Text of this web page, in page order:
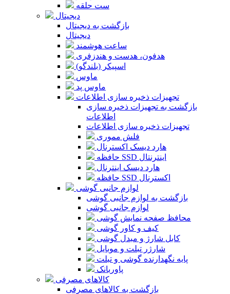
ست حلقه
دیجیتال
بازگشت به دیجیتال
دیجیتال
ساعت هوشمند
هدفون، هدست و هندزفری
اسپیکر (بلندگو)
ماوس
ماوس پد
تجهیزات ذخیره سازی اطلاعات
بازگشت به تجهیزات ذخیره سازی
اطلاعات
تجهیزات ذخیره سازی اطلاعات
فلش مموری
هارد دیسک اکسترنال
حافظه SSD اینترنتال
هارد دیسک اینترنال
حافظه SSD اکسترنال
لوازم جانبی گوشی
بازگشت به لوازم جانبی گوشی
لوازم جانبی گوشی
محافظ صفحه نمایش گوشی
کیف و کاور گوشی
کابل شارژ و مبدل گوشی
شارژر تبلت و موبایل
پایه نگهدارنده گوشی و تبلت
پاوربانک
کالاهای مصرفی
بازگشت به کالاهای مصرفی